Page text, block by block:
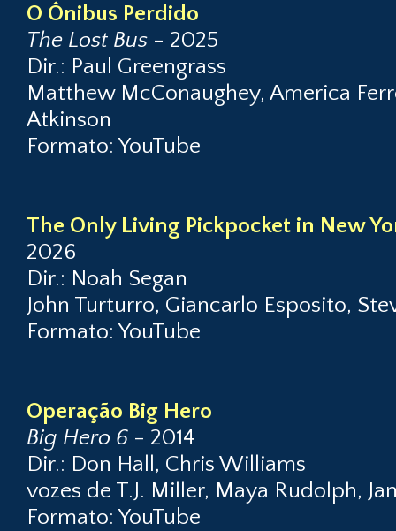
O Ônibus Perdido
The Lost Bus - 2025
Dir.: Paul Greengrass
Matthew McConaughey, America
Atkinson
Formato: YouTube
The Only Living Pickpocket in New
2026
Dir.: Noah Segan
John Turturro, Giancarlo Esposito,
Formato: YouTube
Operação Big Hero
Big Hero 6 - 2014
Dir.: Don Hall, Chris Williams
vozes de T.J. Miller, Maya Rudolph,
Formato: YouTube